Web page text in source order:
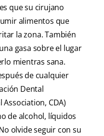
que su cirujano
alimentos que
la zona. También
gasa sobre el lugar
mientras sana.
de cualquier
Dental
Association, CDA)
de alcohol, líquidos
olvide seguir con su